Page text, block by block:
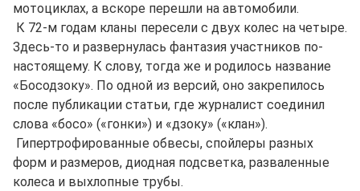
мотоциклах, а вскоре перешли на автомобили.
К 72-м годам кланы пересели с двух колес на четыре.
Здесь-то и развернулась фантазия участников по-
настоящему. К слову, тогда же и родилось название
«Босодзоку». По одной из версий, оно закрепилось
после публикации статьи, где журналист соединил
слова «босо» («гонки») и «дзоку» («клан»).
Гипертрофированные обвесы, спойлеры разных
форм и размеров, диодная подсветка, разваленные
колеса и выхлопные трубы.